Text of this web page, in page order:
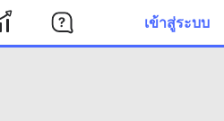
เข้าสู่ระบบ